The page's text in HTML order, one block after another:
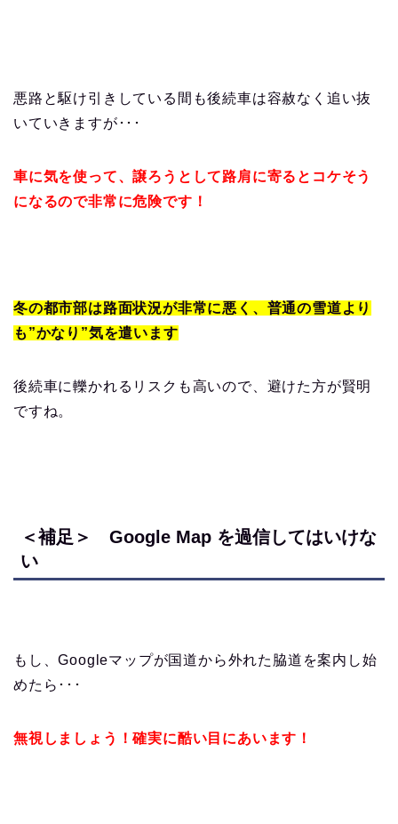
悪路と駆け引きしている間も後続車は容赦なく追い抜
いていきますが･･･
車に気を使って、譲ろうとして路肩に寄るとコケそう
になるので非常に危険です！
冬の都市部は路面状況が非常に悪く、普通の雪道より
も”かなり”気を遣います
後続車に轢かれるリスクも高いので、避けた方が賢明
ですね。
＜補足＞ Google Map を過信してはいけな
い
もし、Googleマップが国道から外れた脇道を案内し始
めたら･･･
無視しましょう！確実に酷い目にあいます！